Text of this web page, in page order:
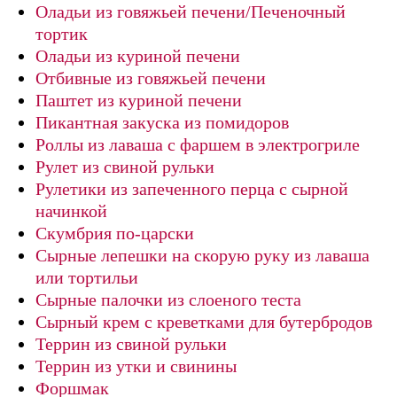
Оладьи из говяжьей печени/Печеночный
тортик
Оладьи из куриной печени
Отбивные из говяжьей печени
Паштет из куриной печени
Пикантная закуска из помидоров
Роллы из лаваша с фаршем в электрогриле
Рулет из свиной рульки
Рулетики из запеченного перца с сырной
начинкой
Скумбрия по-царски
Сырные лепешки на скорую руку из лаваша
или тортильи
Сырные палочки из слоеного теста
Сырный крем с креветками для бутербродов
Террин из свиной рульки
Террин из утки и свинины
Форшмак